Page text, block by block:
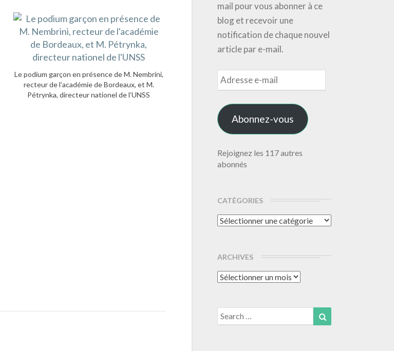
Le podium garçon en présence de M. Nembrini,
recteur de l’académie de Bordeaux, et M.
Pétrynka, directeur nationel de l’UNSS
mail pour vous abonner à ce
blog et recevoir une
notification de chaque nouvel
article par e-mail.
Adresse
e-
mail
Abonnez-vous
Rejoignez les 117 autres
abonnés
CATÉGORIES
Catégories
ARCHIVES
Archives
Search
for: